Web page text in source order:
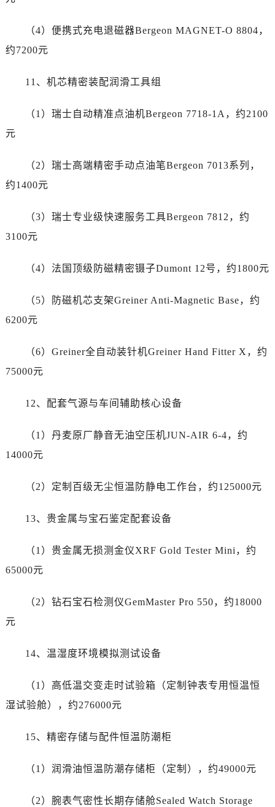
新疆维吾尔自治区乌鲁木齐市天山区红山路26号时代广场（CCMALL）C座17层17-B帝舵售后服务中心（需提前预约）
辽宁省大连市中山区人民路15号国际金融大厦7层G室帝舵售后服务中心（需提前预约）
江苏省苏州市苏州工业园区 星港街199号苏州中心办公楼C座22层08室帝舵售后服务中心（需提前预约）
安徽省合肥市蜀山区潜山路111号万象城华润大厦B座12楼03室帝舵售后服务中心（需提前预约）
贵州省贵阳市南明区都司高架桥路33号亨特国际金融中心14楼14D帝舵售后服务中心（需提前预约）
陕西省西安市碑林区南关正街88号华侨城长安国际中心E座6楼10室帝舵售后服务中心（需提前预约）
节假日正常营业！
（4）便携式充电退磁器Bergeon MAGNET-O 8804，
约7200元
11、机芯精密装配润滑工具组
（1）瑞士自动精准点油机Bergeon 7718-1A，约2100
元
（2）瑞士高端精密手动点油笔Bergeon 7013系列，
约1400元
（3）瑞士专业级快速服务工具Bergeon 7812，约
3100元
（4）法国顶级防磁精密镊子Dumont 12号，约1800元
（5）防磁机芯支架Greiner Anti-Magnetic Base，约
6200元
（6）Greiner全自动装针机Greiner Hand Fitter X，约
75000元
12、配套气源与车间辅助核心设备
（1）丹麦原厂静音无油空压机JUN-AIR 6-4，约
14000元
（2）定制百级无尘恒温防静电工作台，约125000元
13、贵金属与宝石鉴定配套设备
（1）贵金属无损测金仪XRF Gold Tester Mini，约
65000元
（2）钻石宝石检测仪GemMaster Pro 550，约18000
元
14、温湿度环境模拟测试设备
（1）高低温交变走时试验箱（定制钟表专用恒温恒
湿试验舱），约276000元
15、精密存储与配件恒温防潮柜
（1）润滑油恒温防潮存储柜（定制），约49000元
（2）腕表气密性长期存储舱Sealed Watch Storage